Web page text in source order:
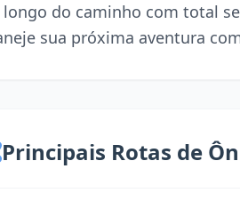
longo do caminho com total
sua próxima aventura
Principais Rotas de